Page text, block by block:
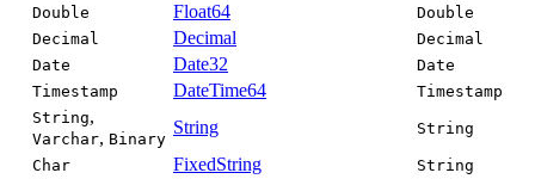
Double
Float64
Double
Decimal
Decimal
Decimal
Date
Date32
Date
Timestamp
DateTime64
Timestamp
String,
Varchar, Binary
String String
Char FixedString
String